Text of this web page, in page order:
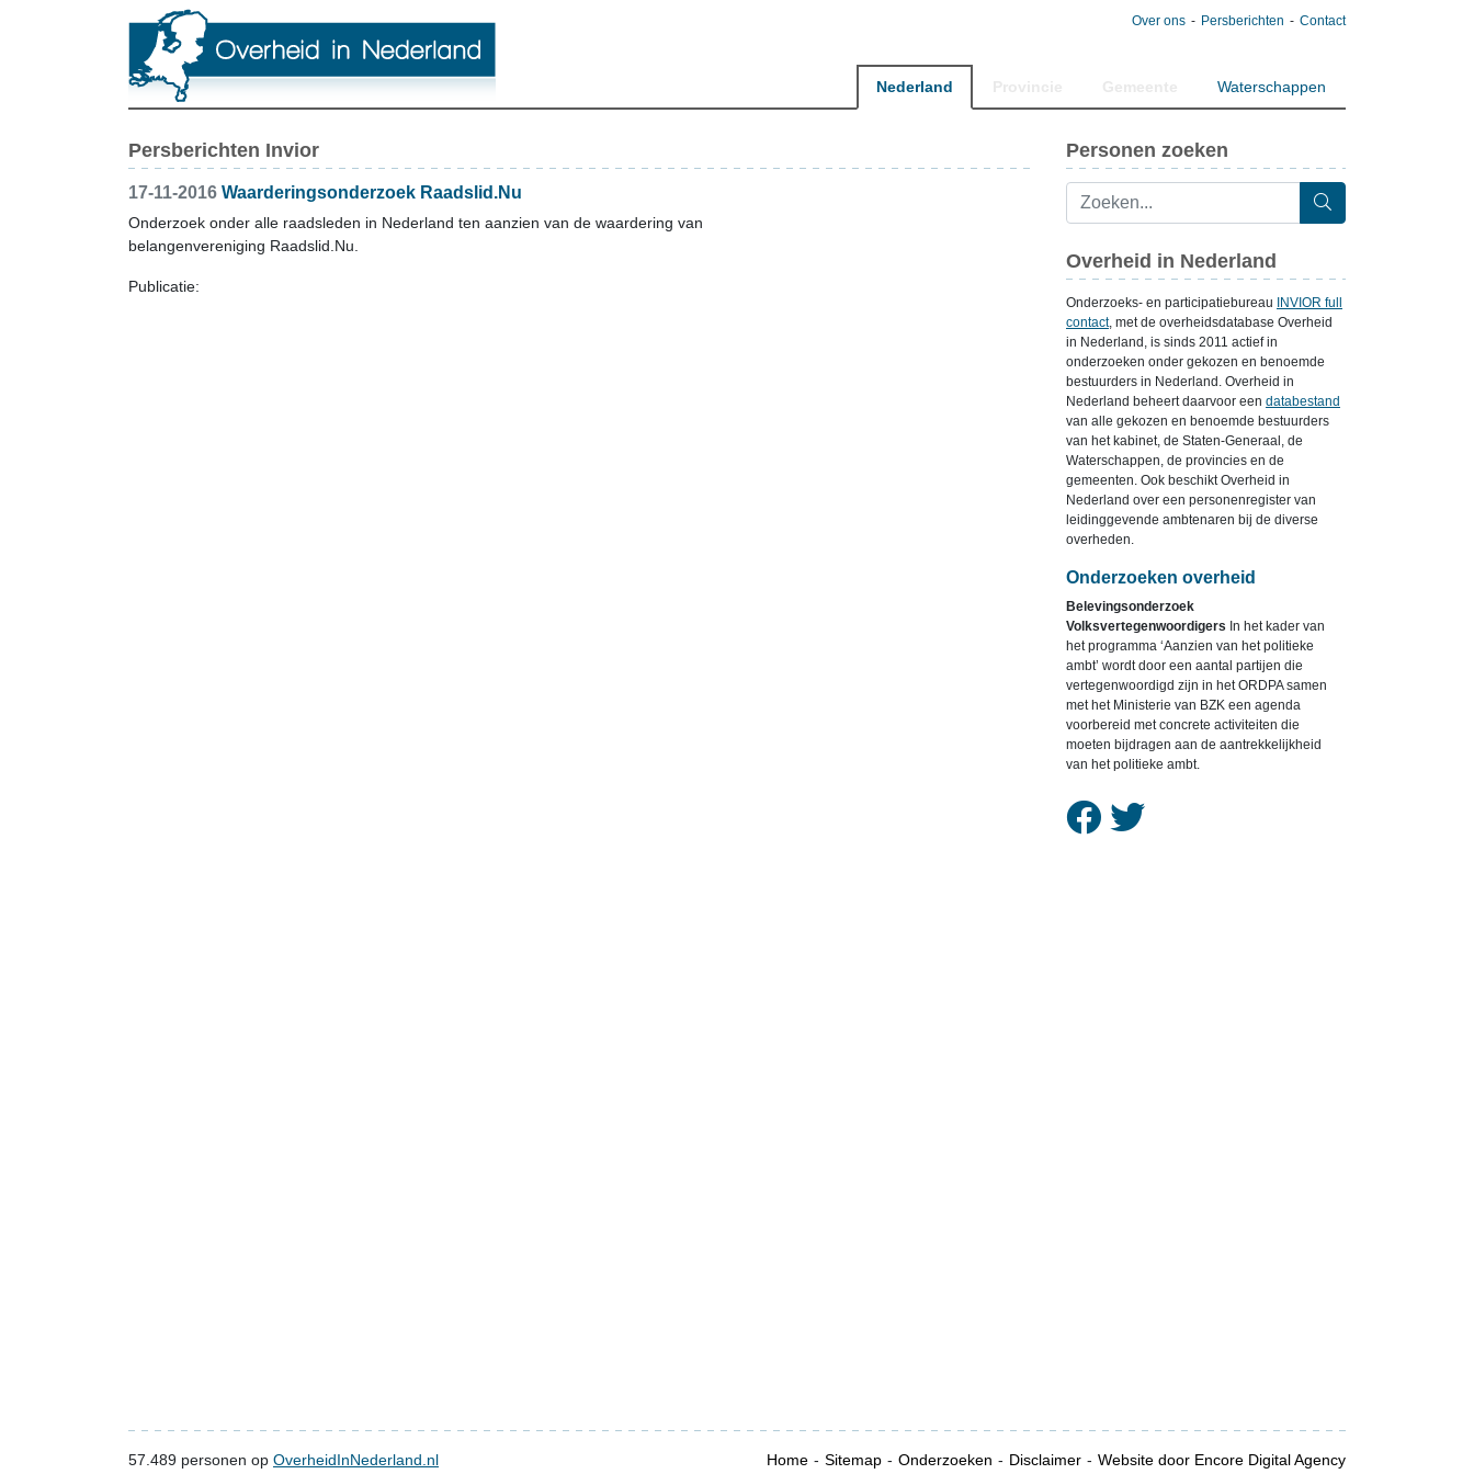
Over ons Persberichten Contact
Nederland Waterschappen
Persberichten Invior
17-11-2016 Waarderingsonderzoek Raadslid.Nu
Onderzoek onder alle raadsleden in Nederland ten aanzien van de waardering van
belangenvereniging Raadslid.Nu.
Publicatie:
Personen zoeken
Overheid in Nederland
Onderzoeks- en participatiebureau
INVIOR full
contact, met de overheidsdatabase Overheid
in Nederland, is sinds 2011 actief in
onderzoeken onder gekozen en benoemde
bestuurders in Nederland. Overheid in
Nederland beheert daarvoor een databestand
van alle gekozen en benoemde bestuurders
van het kabinet, de Staten-Generaal, de
Waterschappen, de provincies en de
gemeenten. Ook beschikt Overheid in
Nederland over een personenregister van
leidinggevende ambtenaren bij de diverse
overheden.
Onderzoeken overheid
Belevingsonderzoek
Volksvertegenwoordigers In het kader van
het programma ‘Aanzien van het politieke
ambt’ wordt door een aantal partijen die
vertegenwoordigd zijn in het ORDPA samen
met het Ministerie van BZK een agenda
voorbereid met concrete activiteiten die
moeten bijdragen aan de aantrekkelijkheid
van het politieke ambt.
57.489 personen op OverheidInNederland.nl Home Sitemap Onderzoeken Disclaimer Website door Encore Digital Agency